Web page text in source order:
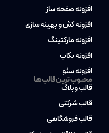
افزونه صفحه ساز
افزونه کش و بهینه سازی
افزونه مارکتینگ
افزونه بکاپ
افزونه سئو
محبوب ترین قالب ها
قالب وبلاگ
قالب شرکتی
قالب فروشگاهی